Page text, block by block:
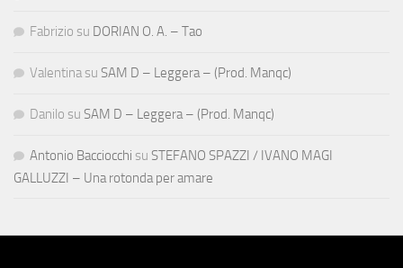
Fabrizio su DORIAN O. A. – Tao
Valentina su SAM D – Leggera – (Prod. Manqc)
Danilo su SAM D – Leggera – (Prod. Manqc)
Antonio Bacciocchi su STEFANO SPAZZI / IVANO MAGI
GALLUZZI – Una rotonda per amare